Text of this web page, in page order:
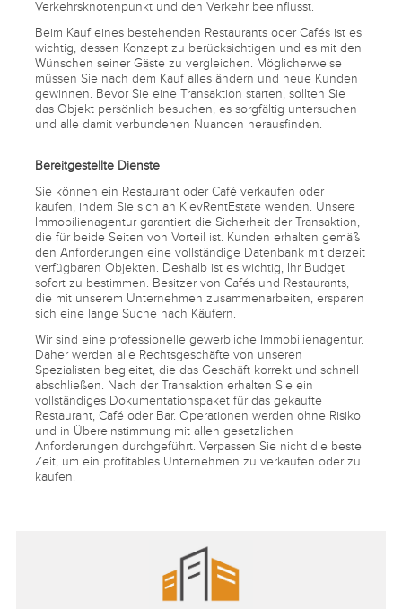
Verkehrsknotenpunkt und den Verkehr beeinflusst.
Beim Kauf eines bestehenden Restaurants oder Cafés ist es
wichtig, dessen Konzept zu berücksichtigen und es mit den
Wünschen seiner Gäste zu vergleichen. Möglicherweise
müssen Sie nach dem Kauf alles ändern und neue Kunden
gewinnen. Bevor Sie eine Transaktion starten, sollten Sie
das Objekt persönlich besuchen, es sorgfältig untersuchen
und alle damit verbundenen Nuancen herausfinden.
Bereitgestellte Dienste
Sie können ein Restaurant oder Café verkaufen oder
kaufen, indem Sie sich an KievRentEstate wenden. Unsere
Immobilienagentur garantiert die Sicherheit der Transaktion,
die für beide Seiten von Vorteil ist. Kunden erhalten gemäß
den Anforderungen eine vollständige Datenbank mit derzeit
verfügbaren Objekten. Deshalb ist es wichtig, Ihr Budget
sofort zu bestimmen. Besitzer von Cafés und Restaurants,
die mit unserem Unternehmen zusammenarbeiten, ersparen
sich eine lange Suche nach Käufern.
Wir sind eine professionelle gewerbliche Immobilienagentur.
Daher werden alle Rechtsgeschäfte von unseren
Spezialisten begleitet, die das Geschäft korrekt und schnell
abschließen. Nach der Transaktion erhalten Sie ein
vollständiges Dokumentationspaket für das gekaufte
Restaurant, Café oder Bar. Operationen werden ohne Risiko
und in Übereinstimmung mit allen gesetzlichen
Anforderungen durchgeführt. Verpassen Sie nicht die beste
Zeit, um ein profitables Unternehmen zu verkaufen oder zu
kaufen.